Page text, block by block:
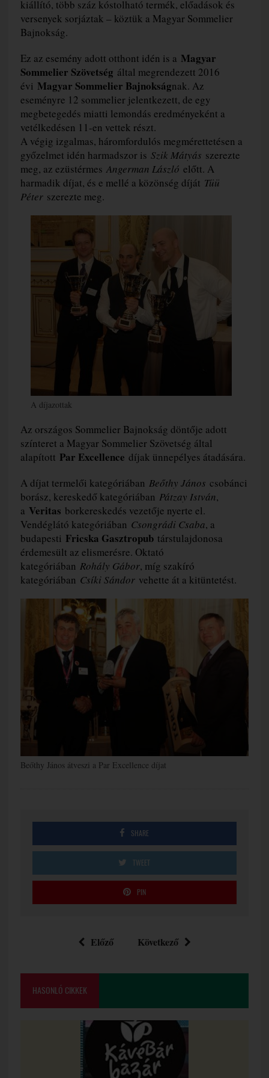
kiállító, több száz kóstolható termék, előadások és
versenyek sorjáztak – köztük a Magyar Sommelier
Bajnokság.
Ez az esemény adott otthont idén is a Magyar
Sommelier Szövetség által megrendezett 2016
évi Magyar Sommelier Bajnokságnak. Az
eseményre 12 sommelier jelentkezett, de egy
megbetegedés miatti lemondás eredményeként a
vetélkedésen 11-en vettek részt.
A végig izgalmas, háromfordulós megmérettetésen a
győzelmet idén harmadszor is Szik Mátyás szerezte
meg, az ezüstérmes Angerman László előtt. A
harmadik díjat, és e mellé a közönség díját Tüü
Péter szerezte meg.
A díjazottak
Az országos Sommelier Bajnokság döntője adott
színteret a Magyar Sommelier Szövetség által
alapított Par Excellence díjak ünnepélyes átadására.
A díjat termelői kategóriában Beőthy János csobánci
borász, kereskedő kategóriában Pátzay István,
a Veritas borkereskedés vezetője nyerte el.
Vendéglátó kategóriában Csongrádi Csaba, a
budapesti Fricska Gasztropubtárstulajdonosa
érdemesült az elismerésre. Oktató
kategóriában Rohály Gábor, míg szakíró
kategóriában Csíki Sándorvehette át a kitüntetést.
Beőthy János átveszi a Par Excellence díjat
SHARE
TWEET
PIN
Előző Következő
HASONLÓ CIKKEK